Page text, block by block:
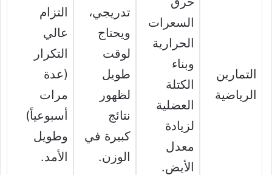
التمارين
الرياضية
السعرات
الحرارية
وبناء
الكتلة
العضلية
لزيادة
معدل
الأيض.
تدريجي،
ويحتاج
لوقت
طويل
لظهور
نتائج
كبيرة في
الوزن.
التزام
عالي
التكرار
(عدة
مرات
أسبوعياً)
وطويل
الأمد.